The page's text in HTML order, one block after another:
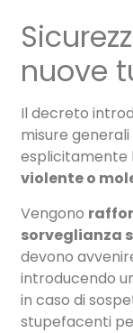
nuove
Il decreto
misure
esplicitamente
violente o
Vengono
sorveglianza
devono
introducendo
in caso di
stupefacenti